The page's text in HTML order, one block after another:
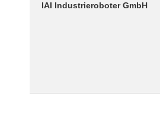
IAI Industrieroboter GmbH